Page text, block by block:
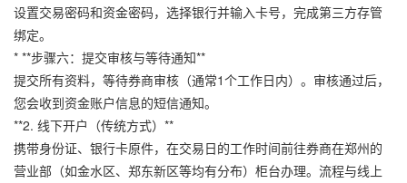
设置交易密码和资金密码，选择银行并输入卡号，完成第三方存管
绑定。
* **步骤六：提交审核与等待通知**
提交所有资料，等待券商审核（通常1个工作日内）。审核通过后，
您会收到资金账户信息的短信通知。
**2. 线下开户（传统方式）**
携带身份证、银行卡原件，在交易日的工作时间前往券商在郑州的
营业部（如金水区、郑东新区等均有分布）柜台办理。流程与线上